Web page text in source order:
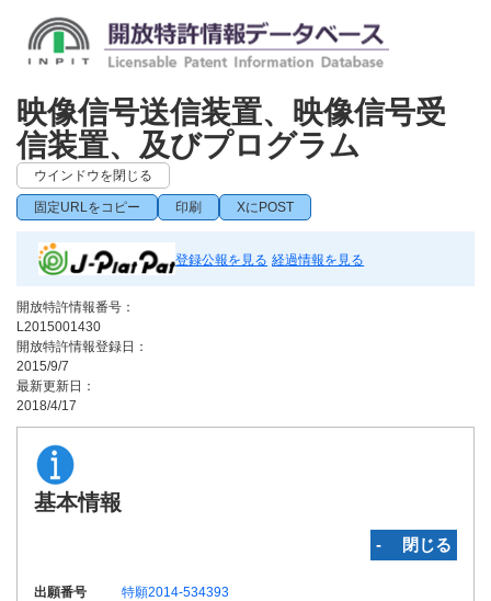
映像信号送信装置、映像信号受
信装置、及びプログラム
ウインドウを閉じる
固定URLをコピー 印刷 XにPOST
登録公報を見る 経過情報を見る
開放特許情報番号：
L2015001430
開放特許情報登録日：
2015/9/7
最新更新日：
2018/4/17
基本情報
‐ 閉じる
出願番号
特願2014-534393